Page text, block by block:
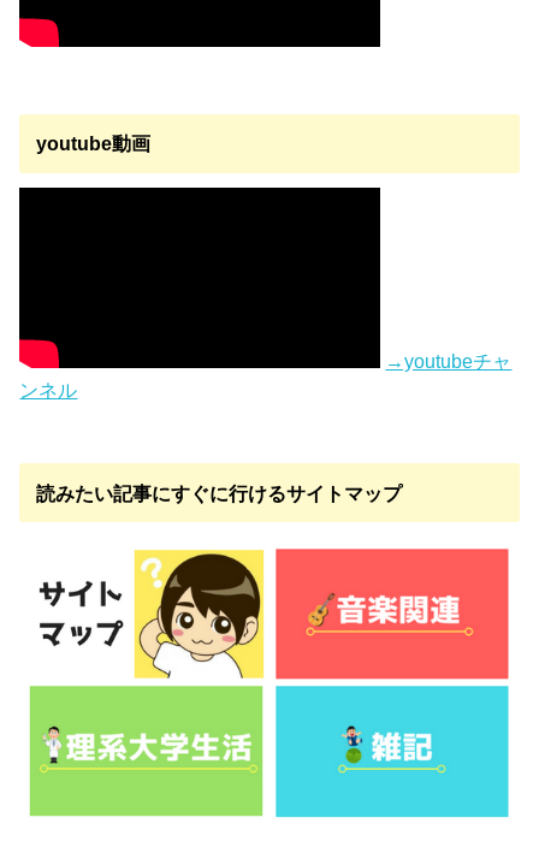
youtube動画
→youtubeチャ
ンネル
読みたい記事にすぐに行けるサイトマップ